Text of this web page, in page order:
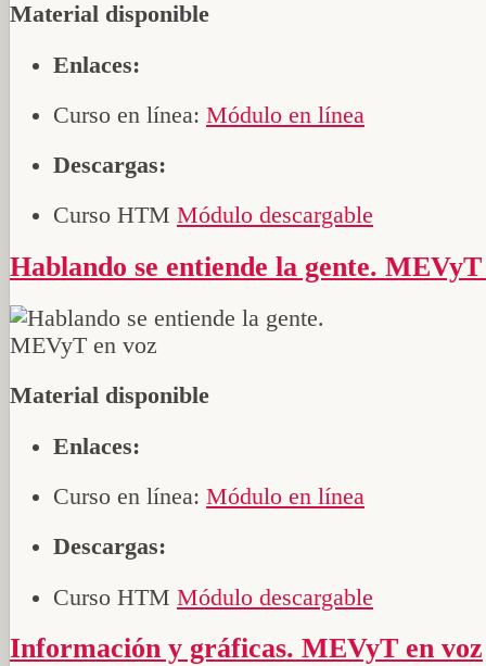
Material disponible
Enlaces:
Curso en línea: Módulo en línea
Descargas:
Curso HTM Módulo descargable
Hablando se entiende la gente.
Material disponible
Enlaces:
Curso en línea: Módulo en línea
Descargas:
Curso HTM Módulo descargable
Información y gráficas. MEVyT en voz